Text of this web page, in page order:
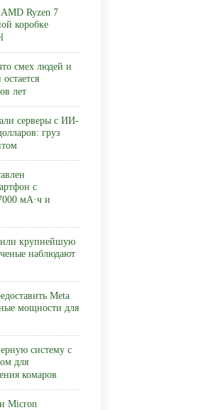
AMD Ryzen 7
коробке
смех людей и
лет
серверы с ИИ-
груз
с
мА·ч и
крупнейшую
наблюдают
Meta
мощности для
систему с
для
комаров
Micron